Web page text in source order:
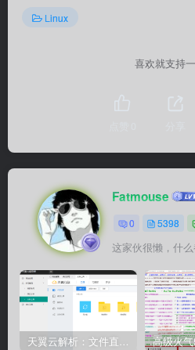
Linux
喜欢就支持
Fatmouse
0 5398
这家伙很懒，什
天翼云解析：文件直链获取源码 高级火